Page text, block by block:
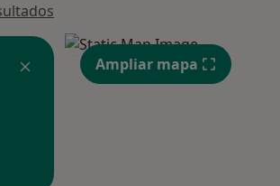
Ampliar mapa